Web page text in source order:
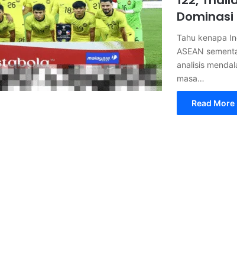
Dominasi
Tahu kenapa
ASEAN
analisis
masa…
Read More